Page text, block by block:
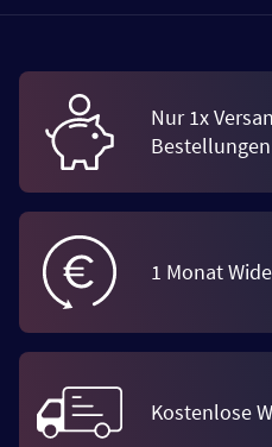
Nur 1x
1 Monat
Kostenlose